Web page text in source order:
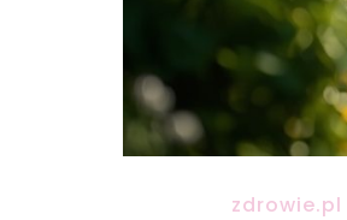
zdrowie.pl